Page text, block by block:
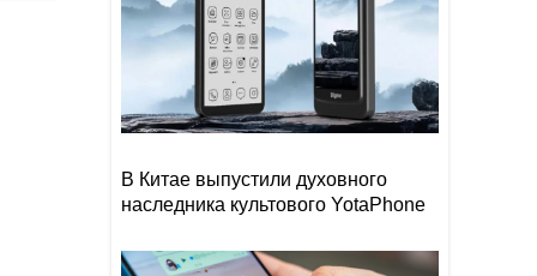
В Китае выпустили духовного
наследника культового YotaPhone